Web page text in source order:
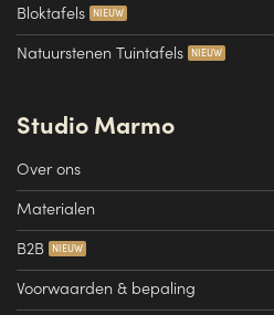
Bloktafels
Natuurstenen Tuintafels
Studio Marmo
Over ons
Materialen
B2B
Voorwaarden & bepaling